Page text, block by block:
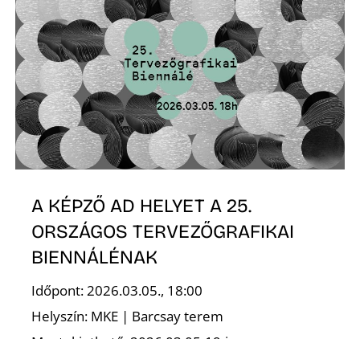
A KÉPZŐ AD HELYET A 25.
ORSZÁGOS TERVEZŐGRAFIKAI
BIENNÁLÉNAK
Időpont: 2026.03.05., 18:00
Helyszín: MKE | Barcsay terem